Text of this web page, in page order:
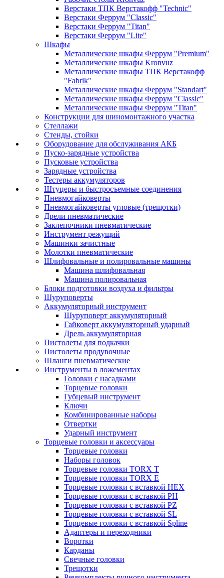
Верстаки ТПК Верстакофф "Technic"
Верстаки Феррум "Classic"
Верстаки Феррум "Titan"
Верстаки Феррум "Lite"
Шкафы
Металлические шкафы Феррум "Premium"
Металлические шкафы Kronvuz
Металлические шкафы ТПК Верстакофф
"Fabrik"
Металлические шкафы Феррум "Standart"
Металлические шкафы Феррум "Classic"
Металлические шкафы Феррум "Titan"
Конструкции для шиномонтажного участка
Стеллажи
Стенды, стойки
Оборудование для обслуживания АКБ
Пуско-зарядные устройства
Пусковые устройства
Зарядные устройства
Тестеры аккумуляторов
Штуцеры и быстросъемные соединения
Пневмогайковерты
Пневмогайковерты угловые (трещотки)
Дрели пневматические
Заклепочники пневматические
Инструмент режущий
Машинки зачистные
Молотки пневматические
Шлифовальные и полировальные машины
Машина шлифовальная
Машина полировальная
Блоки подготовки воздуха и фильтры
Шуруповерты
Аккумуляторный инструмент
Шуруповерт аккумуляторный
Гайковерт аккумуляторный ударный
Дрель аккумуляторная
Пистолеты для подкачки
Пистолеты продувочные
Шланги пневматические
Инструменты в ложементах
Головки с насадками
Торцевые головки
Губцевый инструмент
Ключи
Комбинированные наборы
Отвертки
Ударный инструмент
Торцевые головки и аксессуары
Торцевые головки
Наборы головок
Торцевые головки TORX T
Торцевые головки TORX Е
Торцевые головки с вставкой HEX
Торцевые головки с вставкой PH
Торцевые головки с вставкой PZ
Торцевые головки с вставкой SL
Торцевые головки с вставкой Spline
Адаптеры и переходники
Воротки
Карданы
Свечные головки
Трещотки